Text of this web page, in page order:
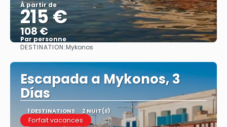
À partir de
215 €
108 €
Par personne
DESTINATION:Mykonos
Escapada a Mykonos, 3
Días
1 DESTINATIONS 2 NUIT(S)
Forfait vacances